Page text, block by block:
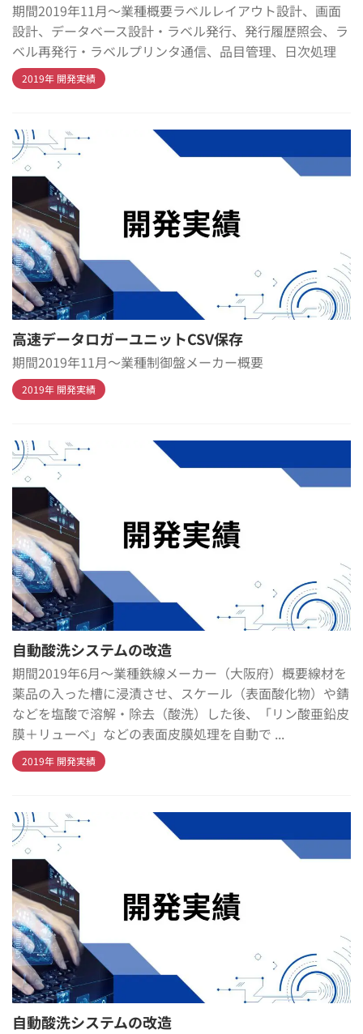
期間2019年11月～業種概要ラベルレイアウト設計、画面
設計、データベース設計・ラベル発行、発行履歴照会、ラ
ベル再発行・ラベルプリンタ通信、品目管理、日次処理
2019年 開発実績
高速データロガーユニットCSV保存
期間2019年11月～業種制御盤メーカー概要
2019年 開発実績
自動酸洗システムの改造
期間2019年6月～業種鉄線メーカー（大阪府）概要線材を
薬品の入った槽に浸漬させ、スケール（表面酸化物）や錆
などを塩酸で溶解・除去（酸洗）した後、「リン酸亜鉛皮
膜＋リューベ」などの表面皮膜処理を自動で ...
2019年 開発実績
自動酸洗システムの改造